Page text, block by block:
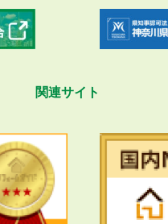
関連サイト